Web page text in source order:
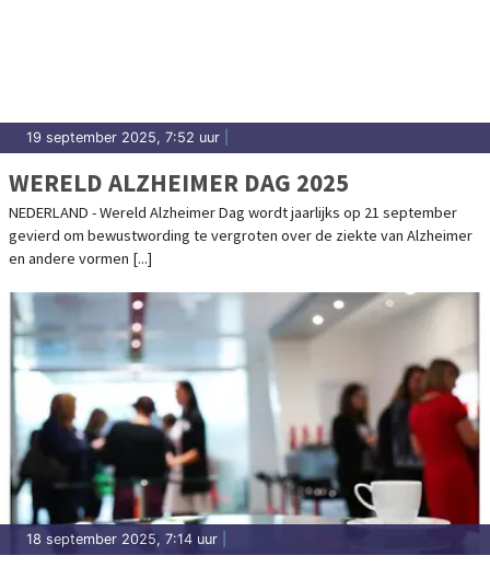
19 september 2025, 7:52 uur
WERELD ALZHEIMER DAG 2025
NEDERLAND - Wereld Alzheimer Dag wordt jaarlijks op 21 september
gevierd om bewustwording te vergroten over de ziekte van Alzheimer
en andere vormen [...]
18 september 2025, 7:14 uur